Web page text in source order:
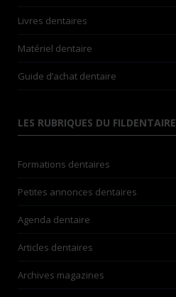
Livres dentaires
Matériel dentaire
Guide d’achat dentaire
LES RUBRIQUES DU FILDENTAIRE
Formations dentaires
Petites annonces dentaires
Agenda dentaire
Articles dentaires
Archives magazines